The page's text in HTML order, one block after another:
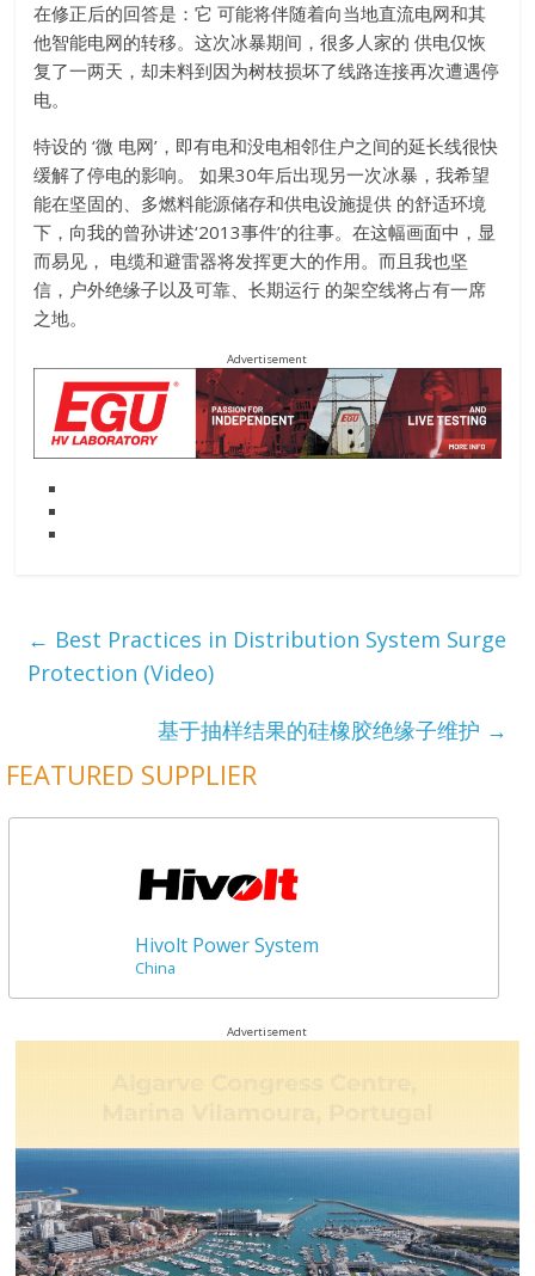
在修正后的回答是：它 可能将伴随着向当地直流电网和其
他智能电网的转移。这次冰暴期间，很多人家的 供电仅恢
复了一两天，却未料到因为树枝损坏了线路连接再次遭遇停
电。
特设的 ‘微 电网’，即有电和没电相邻住户之间的延长线很快
缓解了停电的影响。 如果30年后出现另一次冰暴，我希望
能在坚固的、多燃料能源储存和供电设施提供 的舒适环境
下，向我的曾孙讲述‘2013事件’的往事。在这幅画面中，显
而易见， 电缆和避雷器将发挥更大的作用。而且我也坚
信，户外绝缘子以及可靠、长期运行 的架空线将占有一席
之地。
Advertisement
← Best Practices in Distribution System Surge
Protection (Video)
基于抽样结果的硅橡胶绝缘子维护 →
FEATURED SUPPLIER
Hivolt Power System
China
Advertisement